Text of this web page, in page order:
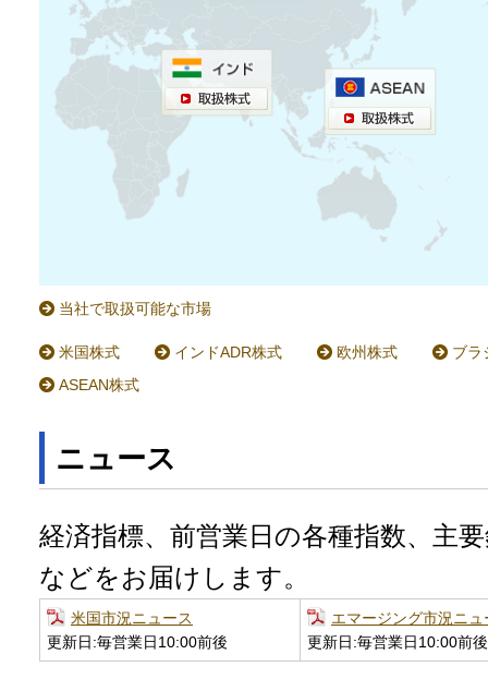
当社で取扱可能な市場
米国株式 インドADR株式 欧州株式
ブラ
ASEAN株式
ニュース
経済指標、前営業日の各種指数、主
などをお届けします。
米国市況ニュース
更新日:毎営業日10:00前後
エマージング市況ニュ
更新日:毎営業日10:00前後